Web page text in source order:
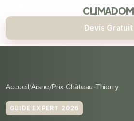
CLIMADOM
Devis Gratuit
Accueil Aisne Prix Château-Thierry
GUIDE EXPERT 2026